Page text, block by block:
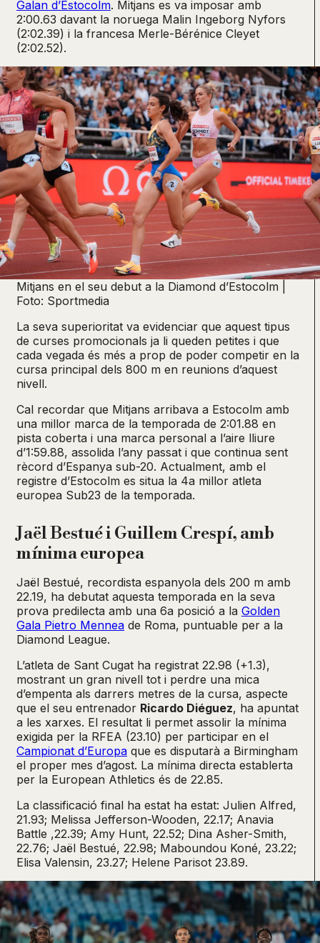
Galan d’Estocolm. Mitjans es va imposar amb
2:00.63 davant la noruega Malin Ingeborg Nyfors
(2:02.39) i la francesa Merle-Bérénice Cleyet
(2:02.52).
Mitjans en el seu debut a la Diamond d’Estocolm |
Foto: Sportmedia
La seva superioritat va evidenciar que aquest tipus
de curses promocionals ja li queden petites i que
cada vegada és més a prop de poder competir en la
cursa principal dels 800 m en reunions d’aquest
nivell.
Cal recordar que Mitjans arribava a Estocolm amb
una millor marca de la temporada de 2:01.88 en
pista coberta i una marca personal a l’aire lliure
d’1:59.88, assolida l’any passat i que continua sent
rècord d’Espanya sub-20. Actualment, amb el
registre d’Estocolm es situa la 4a millor atleta
europea Sub23 de la temporada.
Jaël Bestué i Guillem Crespí, amb
mínima europea
Jaël Bestué, recordista espanyola dels 200 m amb
22.19, ha debutat aquesta temporada en la seva
prova predilecta amb una 6a posició a la Golden
Gala Pietro Mennea de Roma, puntuable per a la
Diamond League.
L’atleta de Sant Cugat ha registrat 22.98 (+1.3),
mostrant un gran nivell tot i perdre una mica
d’empenta als darrers metres de la cursa, aspecte
que el seu entrenador Ricardo Diéguez, ha apuntat
a les xarxes. El resultat li permet assolir la mínima
exigida per la RFEA (23.10) per participar en el
Campionat d’Europa que es disputarà a Birmingham
el proper mes d’agost. La mínima directa establerta
per la European Athletics és de 22.85.
La classificació final ha estat ha estat: Julien Alfred,
21.93; Melissa Jefferson-Wooden, 22.17; Anavia
Battle ,22.39; Amy Hunt, 22.52; Dina Asher-Smith,
22.76; Jaël Bestué, 22.98; Maboundou Koné, 23.22;
Elisa Valensin, 23.27; Helene Parisot 23.89.